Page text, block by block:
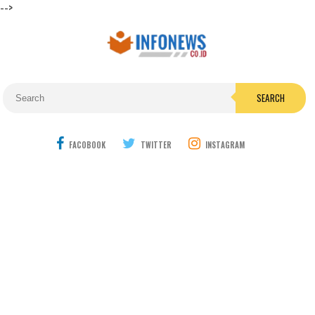
-->
SEARCH
FACOBOOK TWITTER INSTAGRAM